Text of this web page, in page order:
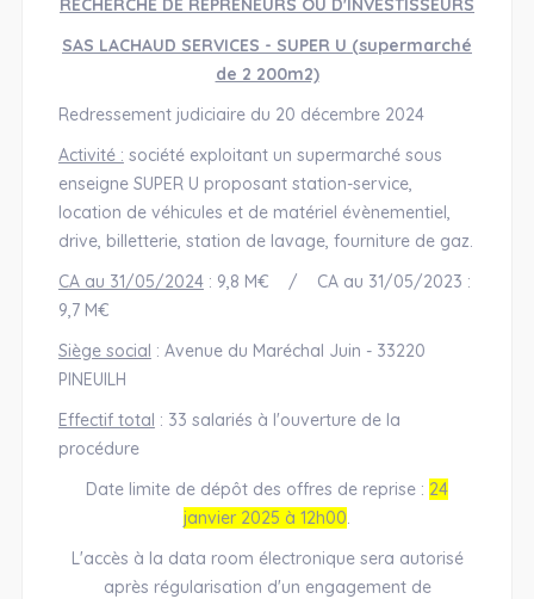
RECHERCHE DE REPRENEURS OU D'INVESTISSEURS
SAS LACHAUD SERVICES - SUPER U (supermarché
de 2 200m2)
Redressement judiciaire du 20 décembre 2024
Activité : société exploitant un supermarché sous
enseigne SUPER U proposant station-service,
location de véhicules et de matériel évènementiel,
drive, billetterie, station de lavage, fourniture de gaz.
CA au 31/05/2024: 9,8 M€ / CA au 31/05/2023 :
9,7 M€
Siège social : Avenue du Maréchal Juin - 33220
PINEUILH
Effectif total : 33 salariés à l'ouverture de la
procédure
Date limite de dépôt des offres de reprise : 24
janvier 2025 à 12h00.
L'accès à la data room électronique sera autorisé
après régularisation d'un engagement de